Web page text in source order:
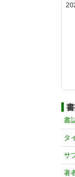
書
タ
サ
著